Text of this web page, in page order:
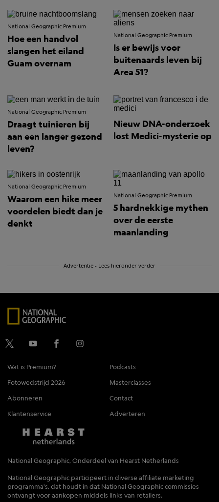
National Geographic Premium
Hoe een handvol
slangen het eiland
Guam overnam
National Geographic Premium
Is er bewijs voor
buitenaards leven bij
Area 51?
National Geographic Premium
Draagt tuinieren bij
aan een langer gezond
leven?
Nieuw DNA-onderzoek
lost Medici-mysterie op
National Geographic Premium
Waarom een hike meer
voordelen biedt dan je
denkt
National Geographic Premium
5 hardnekkige mythen
over de eerste
maanlanding
Advertentie - Lees hieronder verder
Wat is Premium?
Podcasts
Fotowedstrijd 2026
Masterclasses
Abonneren
Contact
Klantenservice
Adverteren
National Geographic, Onderdeel van Hearst Netherlands
National Geographic participeert in diverse affiliate marketing
programma's, dat houdt in dat National Geographic commissies
ontvangt voor aankopen middels links van retailers.